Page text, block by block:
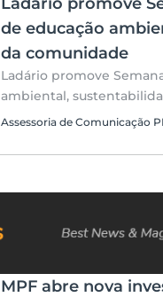
de educação
da comunidade
Ladário promove
ambiental,
Assessoria de Comunicação
MPF abre nova